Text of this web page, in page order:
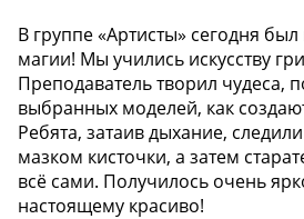
В группе «Артисты» сегодня
магии! Мы учились искусству
Преподаватель творил чудеса,
выбранных моделей, как
Ребята, затаив дыхание,
мазком кисточки, а затем
всё сами. Получилось очень
настоящему красиво!